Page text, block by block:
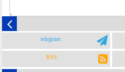
telegram
RSS